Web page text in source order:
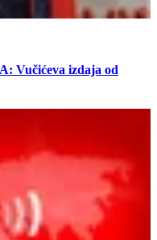
Vučićeva izdaja od